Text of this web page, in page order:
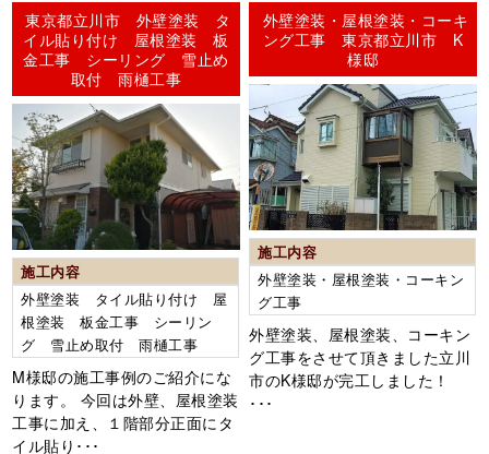
ーリング）外壁塗装屋根塗装
東京都立川市 外壁塗装 タ
イル貼り付け 屋根塗装 板
金工事 シーリング 雪止め
取付 雨樋工事
施工内容
外壁塗装 タイル貼り付け 屋
根塗装 板金工事 シーリン
グ 雪止め取付 雨樋工事
M様邸の施工事例のご紹介にな
ります。 今回は外壁、屋根塗装
工事に加え、１階部分正面にタ
イル貼り･･･
ング（シーリング）
外壁塗装・屋根塗装・コーキ
ング工事 東京都立川市 K
様邸
施工内容
外壁塗装・屋根塗装・コーキン
グ工事
外壁塗装、屋根塗装、コーキン
グ工事をさせて頂きました立川
市のK様邸が完工しました！
･･･